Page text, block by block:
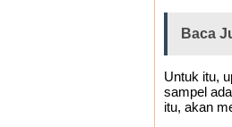
Baca
Untuk itu,
sampel
itu, akan